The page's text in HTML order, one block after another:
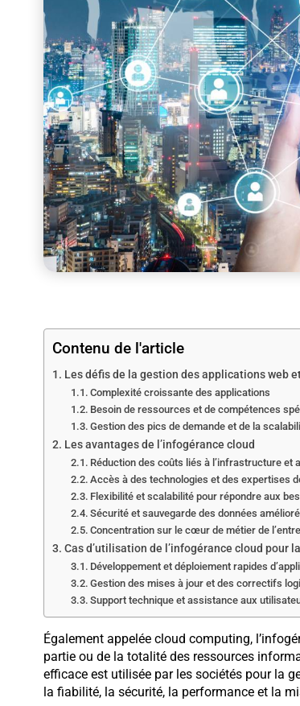
Contenu de l'article
Les défis de la gestion des applications web
Complexité croissante des applications
Besoin de ressources et de compétences
Gestion des pics de demande et de la
Les avantages de l’infogérance cloud
Réduction des coûts liés à l’infrastructure et
Accès à des technologies et des expertises
Flexibilité et scalabilité pour répondre aux
Sécurité et sauvegarde des données
Concentration sur le cœur de métier de
Cas d’utilisation de l’infogérance cloud pour
Développement et déploiement rapides
Gestion des mises à jour et des correctifs
Support technique et assistance aux
Également appelée cloud computing,
partie ou de la totalité des ressources
efficace est utilisée par les sociétés pour la
la fiabilité, la sécurité, la performance et la